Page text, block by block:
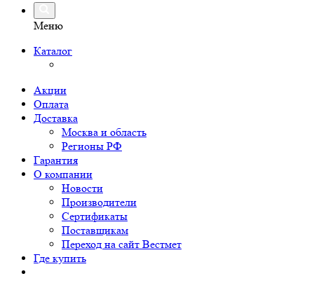
Меню
Каталог
Акции
Оплата
Доставка
Москва и область
Регионы РФ
Гарантия
О компании
Новости
Производители
Сертификаты
Поставщикам
Переход на сайт Вестмет
Где купить